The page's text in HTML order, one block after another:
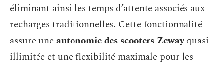
éliminant ainsi les temps d’attente associés aux
recharges traditionnelles. Cette fonctionnalité
assure uneautonomie des scooters Zewayquasi
illimitée et une flexibilité maximale pour les